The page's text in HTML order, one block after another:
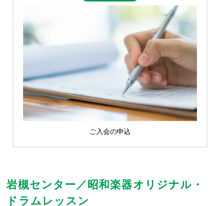
ご入会の申込
岩槻センター／昭和楽器オリジナル・
ドラムレッスン